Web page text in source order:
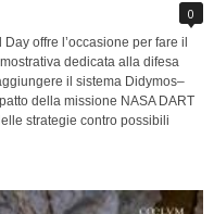
0
offre l’occasione per fare il
dedicata alla difesa
il sistema Didymos–
della missione NASA DART
strategie contro possibili